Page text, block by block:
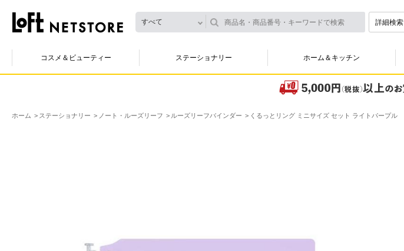
すべて 詳細検索
コスメ＆ビューティー ステーショナリー ホーム＆キッチン
ホーム ステーショナリー ノート・ルーズリーフ ルーズリーフバインダー くるっとリング ミニサイズ セット ライトパープル